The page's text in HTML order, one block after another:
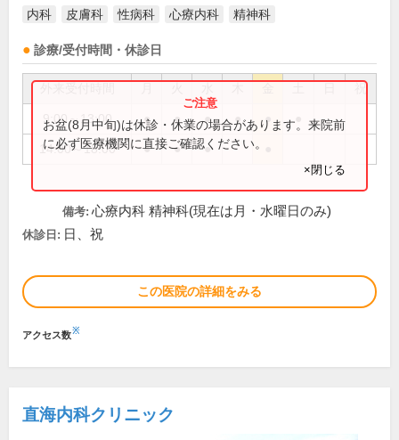
内科 皮膚科 性病科 心療内科 精神科
診療/受付時間・休診日
祝
9:00～13:00 ● ● ● ● ●
14:00～18:00 ● ● ●
お盆(8月中旬)は休診・休業の場合があります。来院前
に必ず医療機関に直接ご確認ください。
×閉じる
備考: 心療内科 精神科(現在は月・水曜日のみ)
休診日: 日、祝
この医院の詳細をみる
アクセス数※
直海内科クリニック